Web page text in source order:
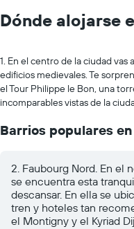
Dónde alojarse
1. En el centro de la ciudad
edificios medievales. Te
el Tour Philippe le Bon, una
incomparables vistas de la
Barrios populares
2. Faubourg Nord. En el
se encuentra esta
descansar. En ella se
tren y hoteles tan
el Montigny y el Kyriad